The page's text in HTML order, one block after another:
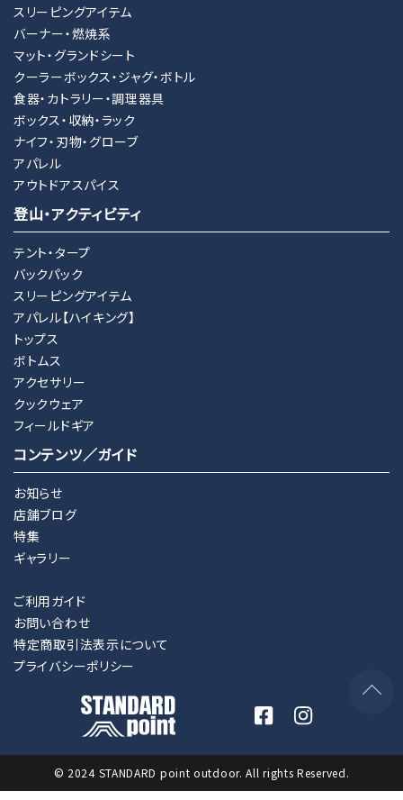
スリーピングアイテム
バーナー・燃焼系
マット・グランドシート
クーラーボックス・ジャグ・ボトル
食器・カトラリー・調理器具
ボックス・収納・ラック
ナイフ・刃物・グローブ
アパレル
アウトドアスパイス
登山・アクティビティ
テント・タープ
バックパック
スリーピングアイテム
アパレル【ハイキング】
トップス
ボトムス
アクセサリー
クックウェア
フィールドギア
コンテンツ／ガイド
お知らせ
店舗ブログ
特集
ギャラリー
ご利用ガイド
お問い合わせ
特定商取引法表示について
プライバシーポリシー
© 2024 STANDARD point outdoor. All rights Reserved.